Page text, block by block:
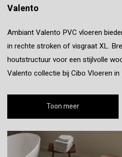
Valento
Ambiant Valento PVC vloeren
in rechte stroken of visgraat XL.
houtstructuur voor een stijlvolle
Valento collectie bij Cibo Vloeren in
Toon meer